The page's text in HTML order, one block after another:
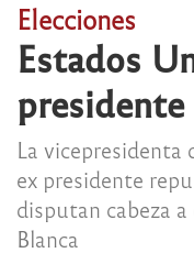
Elecciones
Estados
presidente
La vicepresidenta
ex presidente
disputan cabeza
Blanca